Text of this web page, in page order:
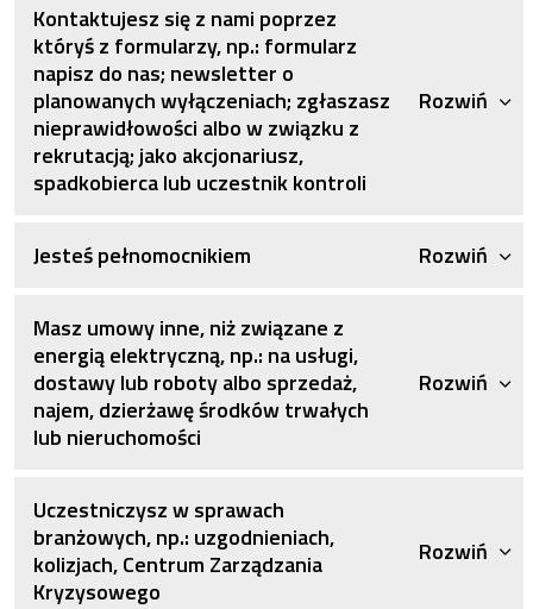
Kontaktujesz się z nami poprzez
któryś z formularzy, np.: formularz
napisz do nas; newsletter o
planowanych wyłączeniach; zgłaszasz
nieprawidłowości albo w związku z
rekrutacją; jako akcjonariusz,
spadkobierca lub uczestnik kontroli
Rozwiń
Jesteś pełnomocnikiem Rozwiń
Masz umowy inne, niż związane z
energią elektryczną, np.: na usługi,
dostawy lub roboty albo sprzedaż,
najem, dzierżawę środków trwałych
lub nieruchomości
Rozwiń
Uczestniczysz w sprawach
branżowych, np.: uzgodnieniach,
kolizjach, Centrum Zarządzania
Kryzysowego
Rozwiń